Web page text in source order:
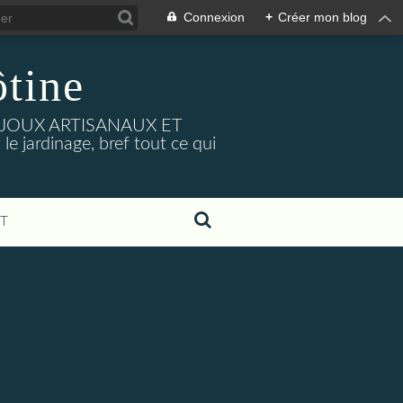
Connexion + Créer mon blog
ARTISANAUX ET
jardinage, bref tout ce qui